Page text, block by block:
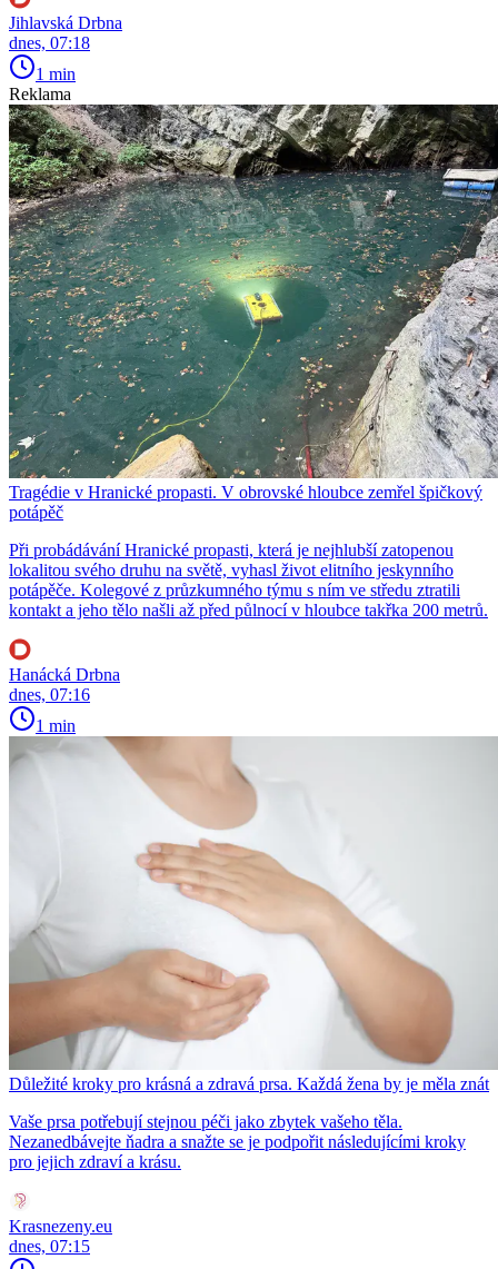
Jihlavská Drbna
dnes, 07:18
1 min
Reklama
Tragédie v Hranické propasti. V obrovské hloubce zemřel špičkový
potápěč
Při probádávání Hranické propasti, která je nejhlubší zatopenou
lokalitou svého druhu na světě, vyhasl život elitního jeskynního
potápěče. Kolegové z průzkumného týmu s ním ve středu ztratili
kontakt a jeho tělo našli až před půlnocí v hloubce takřka 200 metrů.
Hanácká Drbna
dnes, 07:16
1 min
Důležité kroky pro krásná a zdravá prsa. Každá žena by je měla znát
Vaše prsa potřebují stejnou péči jako zbytek vašeho těla.
Nezanedbávejte ňadra a snažte se je podpořit následujícími kroky
pro jejich zdraví a krásu.
Krasnezeny.eu
dnes, 07:15